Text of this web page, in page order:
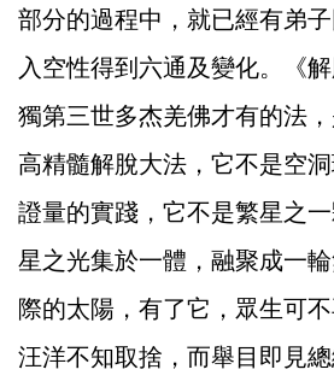
部分的過程中，就已經有弟
入空性得到六通及變化。《
獨第三世多杰羌佛才有的法
高精髓解脫大法，它不是空
證量的實踐，它不是繁星之
星之光集於一體，融聚成一
際的太陽，有了它，眾生可
汪洋不知取捨，而舉目即見